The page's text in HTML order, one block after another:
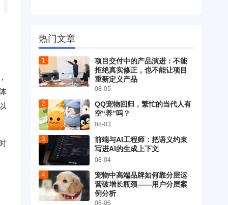
热门文章
项目交付中的产品演进：不能
拒绝真实修正，也不能让项目
重新定义产品
08-05
QQ宠物回归，繁忙的当代人有
空“养”吗？
08-03
前端与AI工程师：把语义约束
写进AI的生成上下文
08-04
宠物中高端品牌如何靠分层运
营破增长瓶颈——用户分层案
例分析
08-06